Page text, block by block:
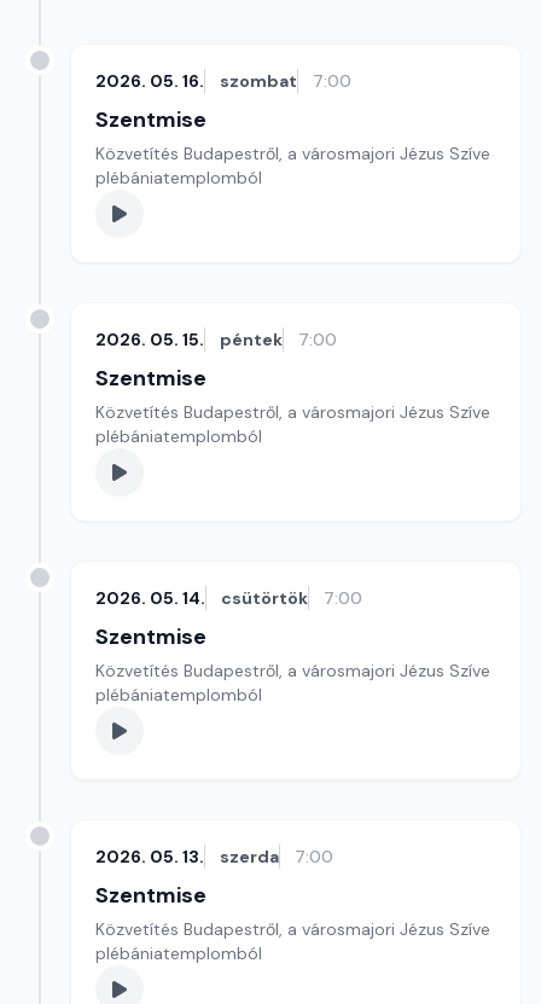
2026. 05. 16. szombat 7:00
Szentmise
Közvetítés Budapestről, a városmajori Jézus Szíve
plébániatemplomból
2026. 05. 15. péntek 7:00
Szentmise
Közvetítés Budapestről, a városmajori Jézus Szíve
plébániatemplomból
2026. 05. 14. csütörtök 7:00
Szentmise
Közvetítés Budapestről, a városmajori Jézus Szíve
plébániatemplomból
2026. 05. 13. szerda 7:00
Szentmise
Közvetítés Budapestről, a városmajori Jézus Szíve
plébániatemplomból